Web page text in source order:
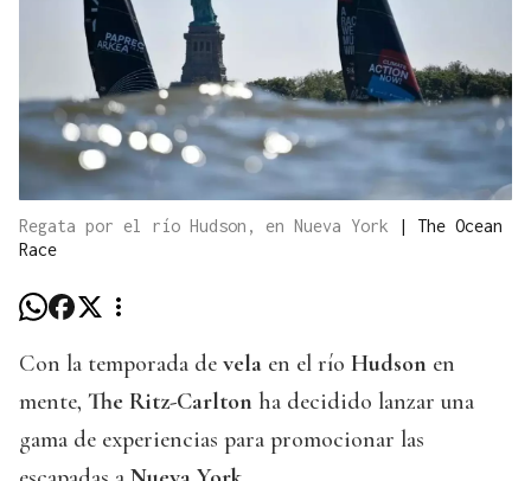
Regata por el río Hudson, en Nueva York | The Ocean
Race
Con la temporada de vela en el río Hudson en
mente, The Ritz-Carlton ha decidido lanzar una
gama de experiencias para promocionar las